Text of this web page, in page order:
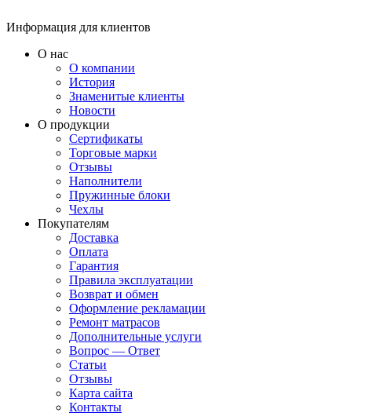
Информация для клиентов
О нас
О компании
История
Знаменитые клиенты
Новости
О продукции
Сертификаты
Торговые марки
Отзывы
Наполнители
Пружинные блоки
Чехлы
Покупателям
Доставка
Оплата
Гарантия
Правила эксплуатации
Возврат и обмен
Оформление рекламации
Ремонт матрасов
Дополнительные услуги
Вопрос — Ответ
Статьи
Отзывы
Карта сайта
Контакты